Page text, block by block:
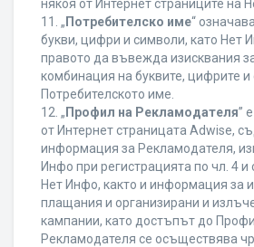
някоя от Интернет страниците на
11. „ Потребителско име“
букви, цифри и символи, като Нет
правото да въвежда изисквания
комбинация на буквите, цифрите и
Потребителското име.
12. „ Профил на Рекламодателя”
от Интернет страницата Adwise,
информация за Рекламодателя,
Инфо при регистрацията по чл. 4
Нет Инфо, както и информация за
плащания и организирани и
кампании, като достъпът до
Рекламодателя се осъществява